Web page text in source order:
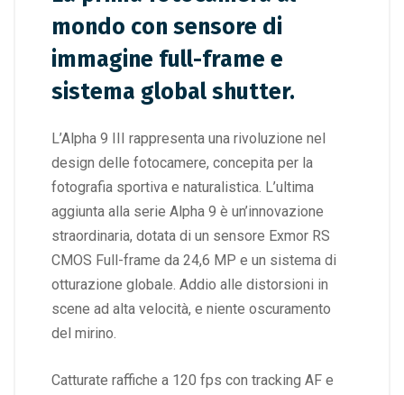
mondo con sensore di
immagine full-frame e
sistema global shutter.
L’Alpha 9 III rappresenta una rivoluzione nel
design delle fotocamere, concepita per la
fotografia sportiva e naturalistica. L’ultima
aggiunta alla serie Alpha 9 è un’innovazione
straordinaria, dotata di un sensore Exmor RS
CMOS Full-frame da 24,6 MP e un sistema di
otturazione globale. Addio alle distorsioni in
scene ad alta velocità, e niente oscuramento
del mirino.
Catturate raffiche a 120 fps con tracking AF e